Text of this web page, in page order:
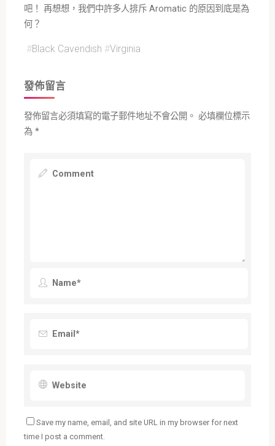
吧！ 再想想，我們中許多人排斥 Aromatic 的原因到底是為
何？
#Black Cavendish #Virginia
發佈留言
發佈留言必須填寫的電子郵件地址不會公開。 必填欄位標示
為 *
Save my name, email, and site URL in my browser for next
time I post a comment.